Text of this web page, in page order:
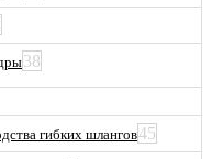
38
гибких шлангов45